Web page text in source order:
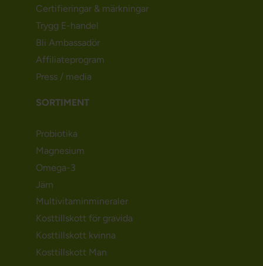
Certifieringar & märkningar
Trygg E-handel
Bli Ambassadör
Affiliateprogram
Press / media
SORTIMENT
Probiotika
Magnesium
Omega-3
Järn
Multivitaminmineraler
Kosttillskott för gravida
Kosttillskott kvinna
Kosttillskott Man